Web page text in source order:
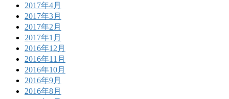
2017年4月
2017年3月
2017年2月
2017年1月
2016年12月
2016年11月
2016年10月
2016年9月
2016年8月